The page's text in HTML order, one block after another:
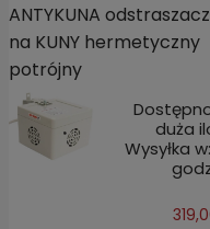
ANTYKUNA odstraszacz
na KUNY hermetyczny
potrójny
duża
Wysyłka w: